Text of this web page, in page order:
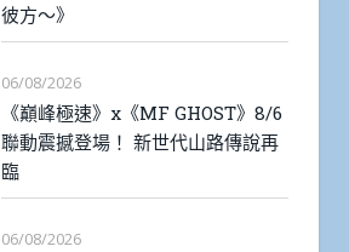
彼方～》
06/08/2026
《巔峰極速》x《MF GHOST》8/6
聯動震撼登場！ 新世代山路傳說再
臨
06/08/2026